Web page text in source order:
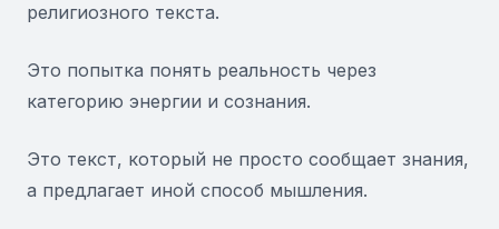
религиозного текста.
Это попытка понять реальность через
категорию энергии и сознания.
Это текст, который не просто сообщает знания,
а предлагает иной способ мышления.